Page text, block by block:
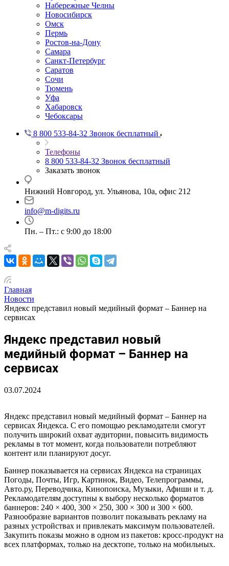
Набережные Челны
Новосибирск
Омск
Пермь
Ростов-на-Дону
Самара
Санкт-Петербург
Саратов
Сочи
Тюмень
Уфа
Хабаровск
Чебоксары
8 800 533-84-32 Звонок бесплатный
Телефоны
8 800 533-84-32 Звонок бесплатный
Заказать звонок
Нижний Новгород, ул. Ульянова, 10а, офис 212
info@m-digits.ru
Пн. – Пт.: с 9:00 до 18:00
Главная
Новости
Яндекс представил новый медийный формат – Баннер на
сервисах
Яндекс представил новый
медийный формат – Баннер на
сервисах
03.07.2024
Яндекс представил новый медийный формат – Баннер на
сервисах Яндекса. С его помощью рекламодатели смогут
получить широкий охват аудитории, повысить видимость
рекламы в тот момент, когда пользователи потребляют
контент или планируют досуг.
Баннер показывается на сервисах Яндекса на страницах
Погоды, Почты, Игр, Картинок, Видео, Телепрограммы,
Авто.ру, Переводчика, Кинопоиска, Музыки, Афиши и т. д.
Рекламодателям доступны к выбору несколько форматов
баннеров: 240 × 400, 300 × 250, 300 × 300 и 300 × 600.
Разнообразие вариантов позволит показывать рекламу на
разных устройствах и привлекать максимум пользователей.
Закупить показы можно в одном из пакетов: кросс-продукт на
всех платформах, только на десктопе, только на мобильных.